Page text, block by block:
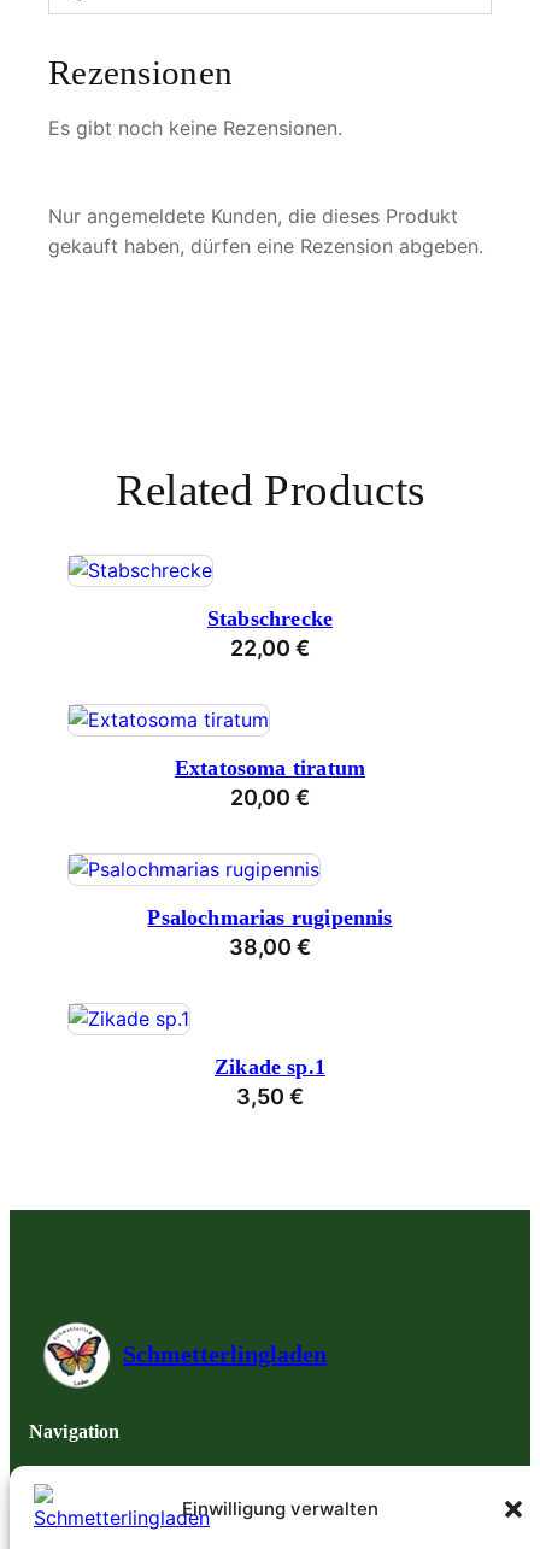
Einwilligung verwalten
Rezensionen
Es gibt noch keine Rezensionen.
Nur angemeldete Kunden, die dieses Produkt
gekauft haben, dürfen eine Rezension abgeben.
Related Products
Stabschrecke
22,00 €
Extatosoma tiratum
20,00 €
Psalochmarias rugipennis
38,00 €
Zikade sp.1
3,50 €
Schmetterlingladen
Navigation
Datenschutzerklärung
AGB